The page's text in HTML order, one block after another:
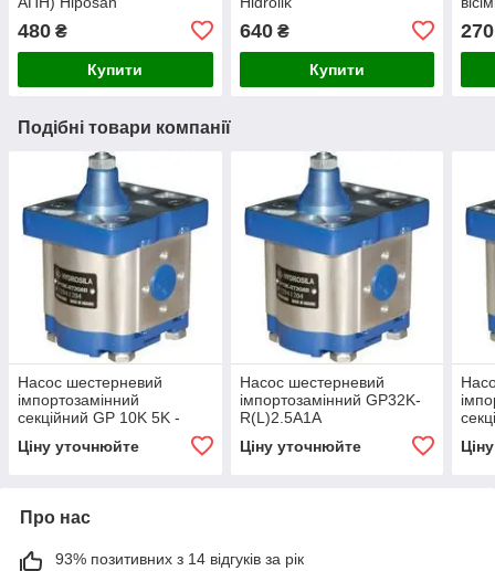
480 ₴
Купити
640₴
Купити
270
Подібні товари компанії
Насос шестерневий
імпортозамінний
секційний GP 10K 5K -
Ціну уточнюйте
Насос шестерневий
імпортозамінний GP32K-
R(L)2.5A1A
Ціну уточнюйте
Про нас
93% позитивних з 14 відгуків за рік